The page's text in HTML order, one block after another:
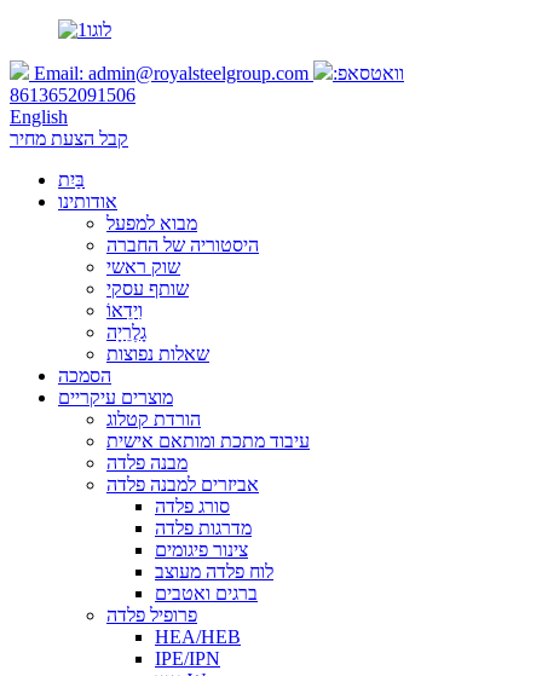
Email: admin@royalsteelgroup.com
וואטסאפ:
8613652091506
English
קבל הצעת מחיר
בַּיִת
אודותינו
מבוא למפעל
היסטוריה של החברה
שוק ראשי
שותף עסקי
וִידֵאוֹ
גָלֶרֵיָה
שאלות נפוצות
הסמכה
מוצרים עיקריים
הורדת קטלוג
עיבוד מתכת ומותאם אישית
מבנה פלדה
אביזרים למבנה פלדה
סורג פלדה
מדרגות פלדה
צינור פיגומים
לוח פלדה מעוצב
ברגים ואטבים
פרופיל פלדה
HEA/HEB
IPE/IPN